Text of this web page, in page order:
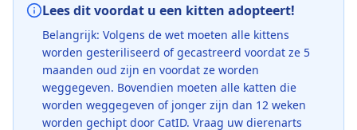
Lees dit voordat u een kitten adopteert!
Belangrijk: Volgens de wet moeten alle kittens
worden gesteriliseerd of gecastreerd voordat ze 5
maanden oud zijn en voordat ze worden
weggegeven. Bovendien moeten alle katten die
worden weggegeven of jonger zijn dan 12 weken
worden gechipt door CatID. Vraag uw dierenarts